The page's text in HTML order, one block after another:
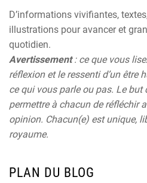
D’informations vivifiantes,
illustrations pour avancer et
quotidien.
Avertissement: ce que vous
réflexion et le ressenti d’un être
ce qui vous parle ou pas. Le but
permettre à chacun de réfléchir
opinion. Chacun(e) est unique,
royaume.
PLAN DU BLOG